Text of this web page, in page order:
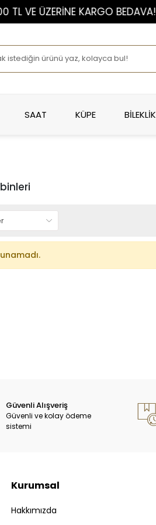
TL VE ÜZERİNE KARGO BEDAVA!
SAAT KÜPE BİLEKLİK
Güvenli Alışveriş
Güvenli ve kolay ödeme
sistemi
Kurumsal
Hakkımızda